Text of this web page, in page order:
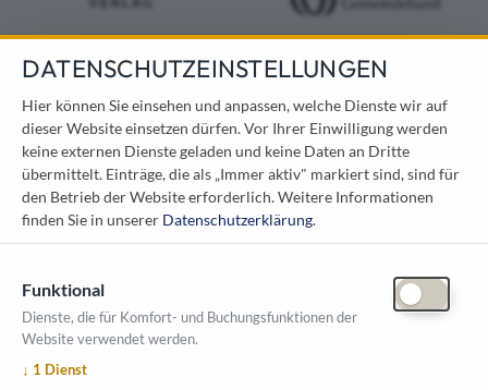
KONTAKT
Österreichischer Kommunal-Verlag GmbH
Löwelstraße 6 / 2. Stock
1010 Wien
messe@kommunal.at
ÖFFNUNGSZEITEN MESSE
DATENSCHUTZEINSTELLUNGEN
Hier können Sie einsehen und anpassen, welche Dienste wir auf
dieser Website einsetzen dürfen. Vor Ihrer Einwilligung werden
keine externen Dienste geladen und keine Daten an Dritte
übermittelt. Einträge, die als „Immer aktiv" markiert sind, sind für
den Betrieb der Website erforderlich.Weitere Informationen
finden Sie in unserer Datenschutzerklärung.
Funktional
Dienste, die für Komfort- und Buchungsfunktionen der
Website verwendet werden.
↓ 1 Dienst